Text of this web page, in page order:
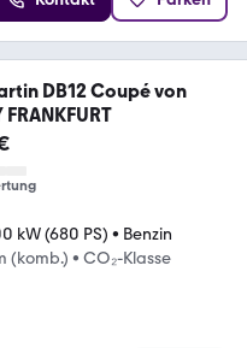
DB12 Coupé von
FRANKFURT
kW (680 PS) • Benzin
(komb.) • CO₂-Klasse